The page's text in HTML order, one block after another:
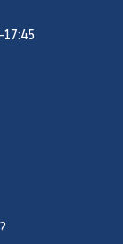
17:45